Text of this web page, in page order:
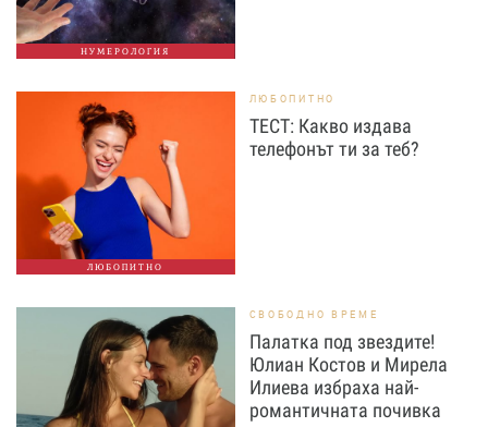
НУМЕРОЛОГИЯ
ЛЮБОПИТНО
ЛЮБОПИТНО
ТЕСТ: Какво издава
телефонът ти за теб?
СВОБОДНО ВРЕМЕ
Палатка под звездите!
Юлиан Костов и Мирела
Илиева избраха най-
романтичната почивка